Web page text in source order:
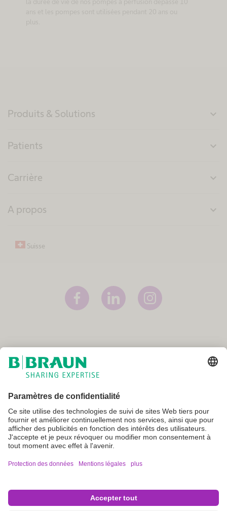
Produits & Solutions expand_more
Patients expand_more
Carrière expand_more
A propos expand_more
Suisse
Mentions légales
Conditions générales
Paramètres cookie
dans tous les pays ou régions. Les indications d'utilisation peuvent
des produits et obtenir des informations. Les images des produits sont
fournies à titre de référence uniquement.